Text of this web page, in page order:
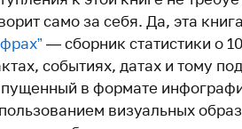
само за себя. Да, эта
— сборник статистики о
событиях, датах и тому
в формате
визуальных